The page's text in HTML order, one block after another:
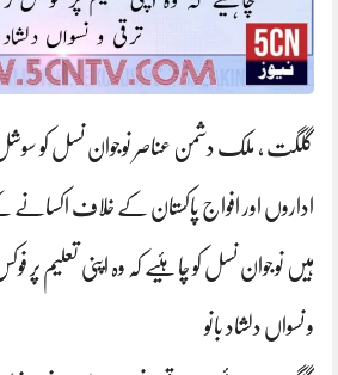
گلگت ، ملک دشمن عناصر نوجوان نسل کو
اداروں اور افواج پاکستان کے خلاف
ہیں نوجوان نسل کو چاہئیے کہ وہ اپنی تعلیم پر
و نسواں دلشاد بانو